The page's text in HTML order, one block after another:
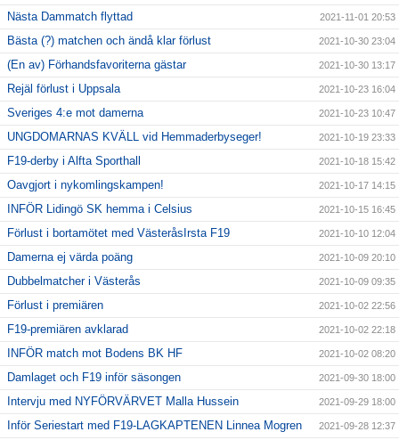
Nästa Dammatch flyttad 2021-11-01 20:53
Bästa (?) matchen och ändå klar förlust 2021-10-30 23:04
(En av) Förhandsfavoriterna gästar 2021-10-30 13:17
Rejäl förlust i Uppsala 2021-10-23 16:04
Sveriges 4:e mot damerna 2021-10-23 10:47
UNGDOMARNAS KVÄLL vid Hemmaderbyseger! 2021-10-19 23:33
F19-derby i Alfta Sporthall 2021-10-18 15:42
Oavgjort i nykomlingskampen! 2021-10-17 14:15
INFÖR Lidingö SK hemma i Celsius 2021-10-15 16:45
Förlust i bortamötet med VästeråsIrsta F19 2021-10-10 12:04
Damerna ej värda poäng 2021-10-09 20:10
Dubbelmatcher i Västerås 2021-10-09 09:35
Förlust i premiären 2021-10-02 22:56
F19-premiären avklarad 2021-10-02 22:18
INFÖR match mot Bodens BK HF 2021-10-02 08:20
Damlaget och F19 inför säsongen 2021-09-30 18:00
Intervju med NYFÖRVÄRVET Malla Hussein 2021-09-29 18:00
Inför Seriestart med F19-LAGKAPTENEN Linnea Mogren 2021-09-28 12:37